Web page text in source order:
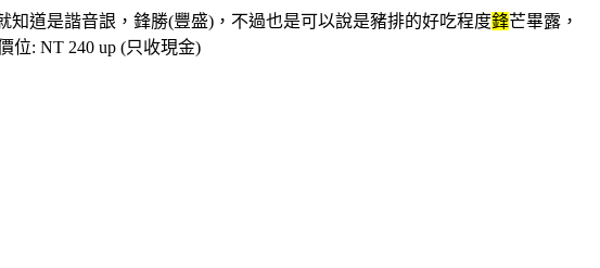
道是諧音詪，鋒勝(豐盛)，不過也是可以說是豬排的好吃程度鋒芒畢露，
位: NT 240 up (只收現金)